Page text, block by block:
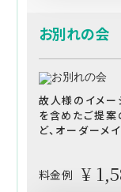
お別れの会
故人様のイメ
を含めたご提
ど、オーダーメ
料金例 ¥